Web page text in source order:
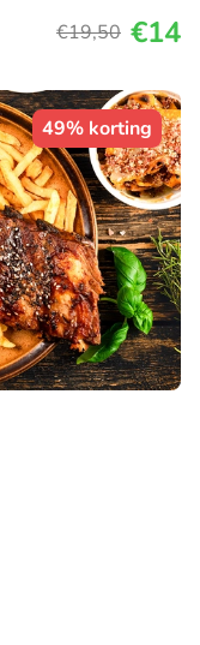
€19,50 €14
49% korting